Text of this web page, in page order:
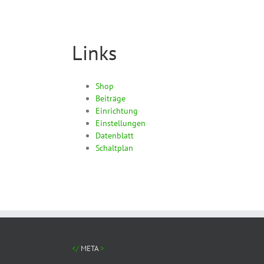
Links
Shop
Beiträge
Einrichtung
Einstellungen
Datenblatt
Schaltplan
META